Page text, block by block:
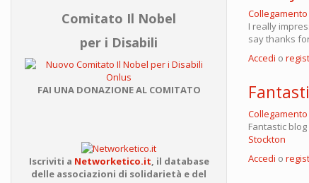
Comitato Il Nobel
per i Disabili
FAI UNA DONAZIONE AL COMITATO
Iscriviti a Networketico.it il database
delle associazioni di solidarietà e del
I really
say thanks
Accedi o
Fantastic
Stockton
Accedi o